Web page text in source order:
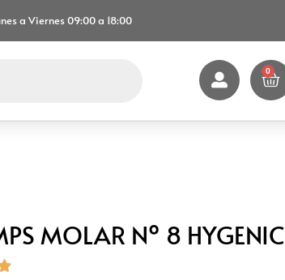
a Viernes 09:00 a 18:00
0
MOLAR Nº 8 HYGENIC